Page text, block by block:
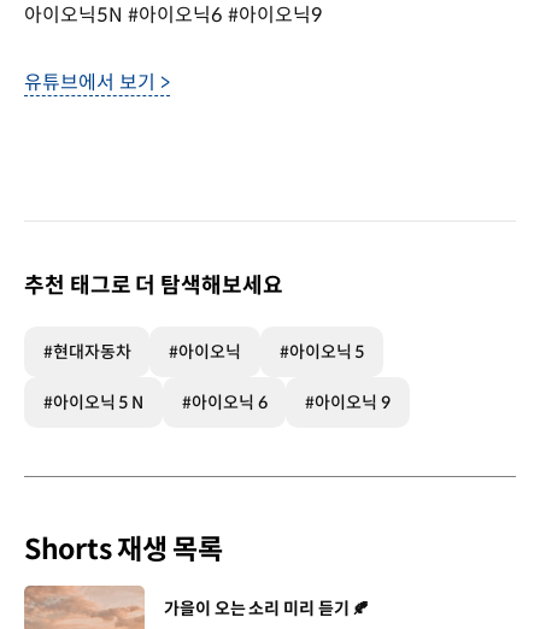
아이오닉5N #아이오닉6 #아이오닉9
유튜브에서 보기 >
추천 태그로 더 탐색해보세요
#현대자동차 #아이오닉 #아이오닉 5
#아이오닉 5 N #아이오닉 6 #아이오닉 9
Shorts 재생 목록
[동영상]
가을이 오는 소리 미리 듣기 🍂